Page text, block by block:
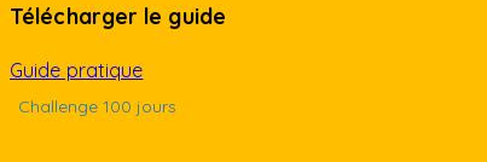
Télécharger le guide
Guide pratique
Challenge 100 jours